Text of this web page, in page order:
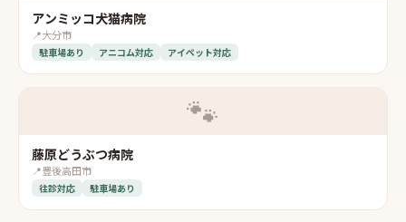
アンミッコ犬猫病院
📍大分市
駐車場あり アニコム対応 アイペット対応
🐾
藤原どうぶつ病院
📍豊後高田市
往診対応 駐車場あり